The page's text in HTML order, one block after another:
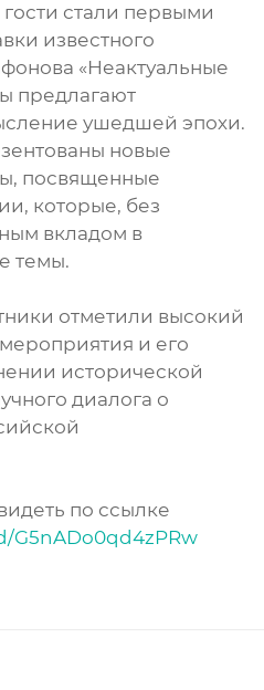
стали первыми
известного
«Неактуальные
предлагают
ушедшей эпохи.
новые
посвященные
которые, без
вкладом в
темы.
отметили высокий
и его
исторической
диалога о
по ссылке
G5nADo0qd4zPRw